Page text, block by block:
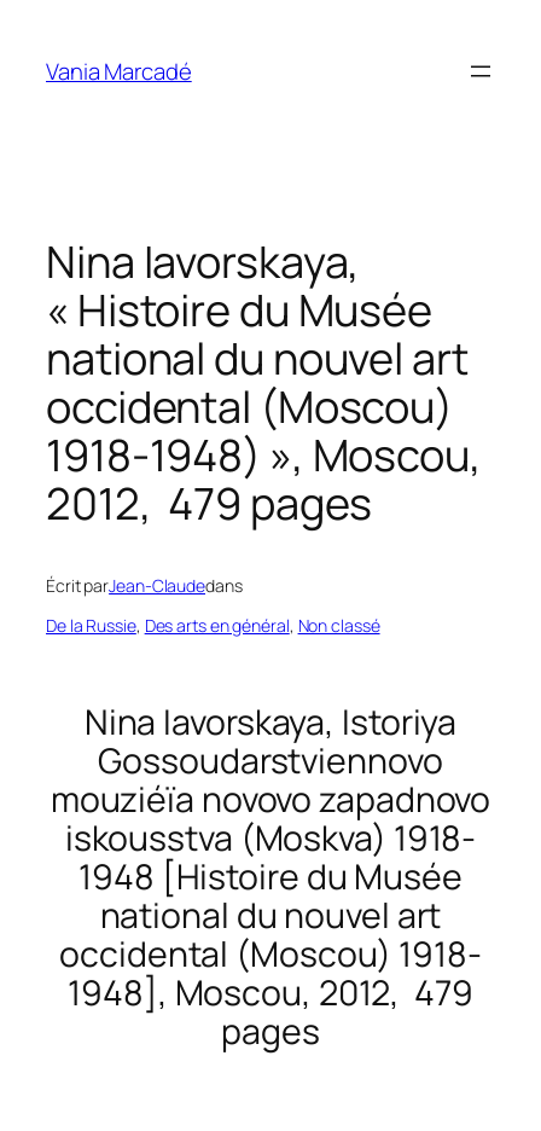
contenu
Vania Marcadé
Nina Iavorskaya,
« Histoire du Musée
national du nouvel art
occidental (Moscou)
1918-1948) », Moscou,
2012, 479 pages
Écrit parJean-Claudedans
De la Russie, Des arts en général, Non classé
Nina Iavorskaya, Istoriya
Gossoudarstviennovo
mouziéïa novovo zapadnovo
iskousstva (Moskva) 1918-
1948 [Histoire du Musée
national du nouvel art
occidental (Moscou) 1918-
1948], Moscou, 2012, 479
pages